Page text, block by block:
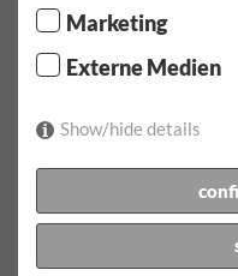
További kilométert Jármű
hoz a következő:
Jogosítvány, fényképes
Marketing
Externe Medien
Show/hide details